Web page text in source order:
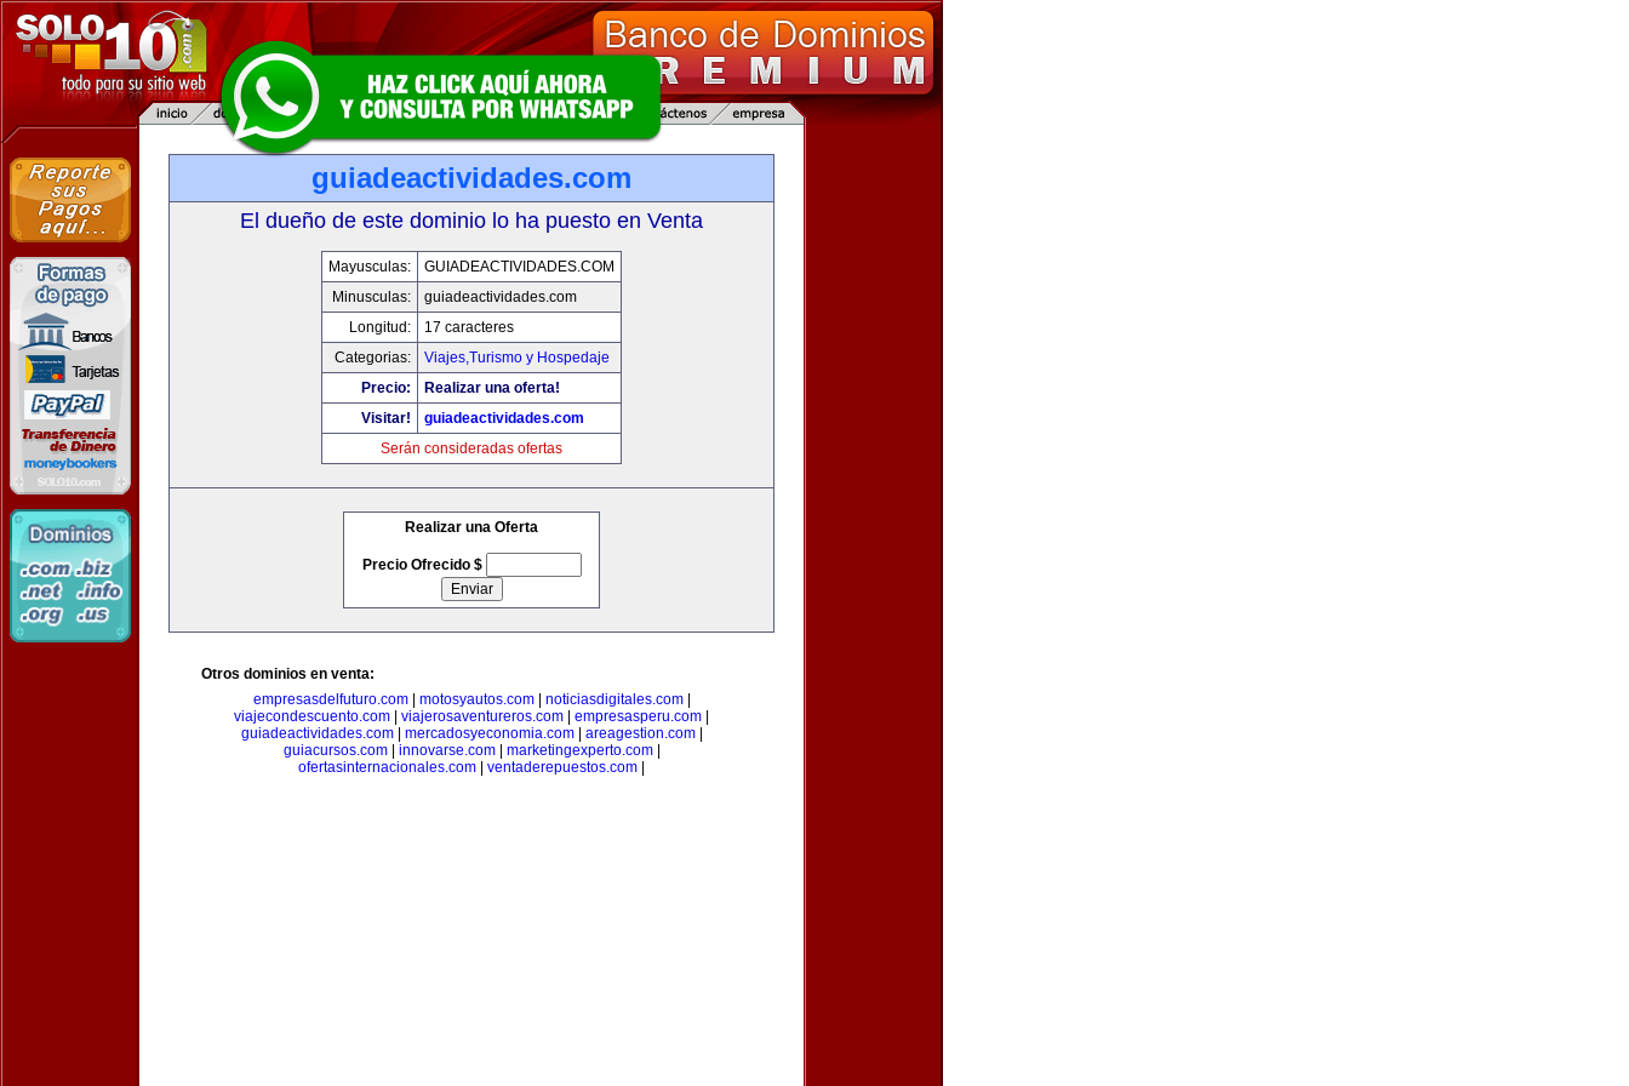
guiadeactividades.com
El dueño de este dominio lo ha puesto en Venta
Mayusculas:
GUIADEACTIVIDADES.COM
Minusculas:
guiadeactividades.com
Longitud:
17 caracteres
Categorias:
Viajes,Turismo y Hospedaje
Precio:
Realizar una oferta!
Visitar!
guiadeactividades.com
Serán consideradas ofertas
Realizar una Oferta
Precio Ofrecido $
Otros dominios en venta:
empresasdelfuturo.com| motosyautos.com| noticiasdigitales.com|
viajecondescuento.com
viajerosaventureros.com empresasperu.com
guiadeactividades.com| mercadosyeconomia.com| areagestion.com|
guiacursos.com| innovarse.com| marketingexperto.com|
ofertasinternacionales.com
ventaderepuestos.com